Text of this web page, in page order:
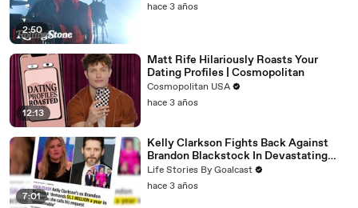
2:50
hace 3 años
12:13
Matt Rife Hilariously Roasts Your
Dating Profiles | Cosmopolitan
Cosmopolitan USA
hace 3 años
7:01
Kelly Clarkson Fights Back Against
Brandon Blackstock In Devastating
Divorce Battle
Life Stories By Goalcast
hace 3 años